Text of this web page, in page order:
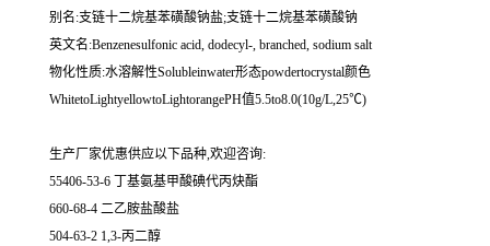
别名:支链十二烷基苯磺酸钠盐;支链十二烷基苯磺酸钠
英文名:Benzenesulfonic acid, dodecyl-, branched, sodium salt
物化性质:水溶解性Solubleinwater形态powdertocrystal颜色
WhitetoLightyellowtoLightorangePH值5.5to8.0(10g/L,25℃)
生产厂家优惠供应以下品种,欢迎咨询:
55406-53-6 丁基氨基甲酸碘代丙炔酯
660-68-4 二乙胺盐酸盐
504-63-2 1,3-丙二醇